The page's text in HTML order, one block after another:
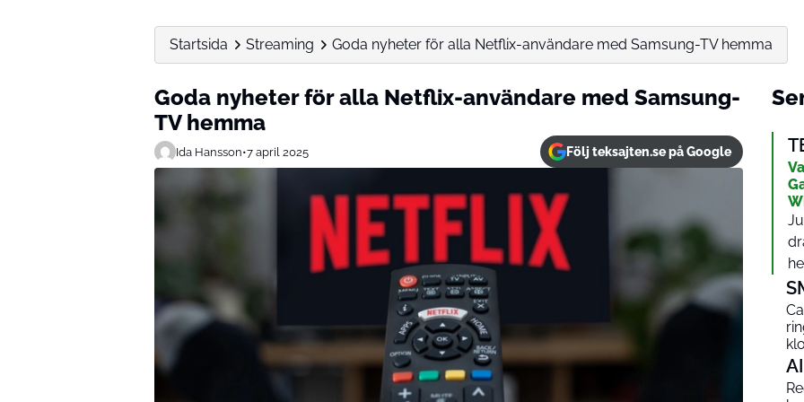
Startsida Streaming Goda nyheter för alla Netflix-användare med Samsung-TV hemma
Goda nyheter för alla Netflix-användare med Samsung-
TV hemma
Ida Hansson•7 april 2025 Följ teksajten.se på Google
AI